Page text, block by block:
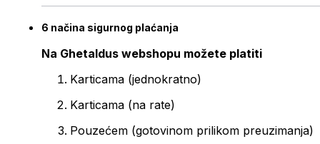
6 načina sigurnog plaćanja
Na Ghetaldus webshopu možete platiti
Karticama (jednokratno)
Karticama (na rate)
Pouzećem (gotovinom prilikom preuzimanja)